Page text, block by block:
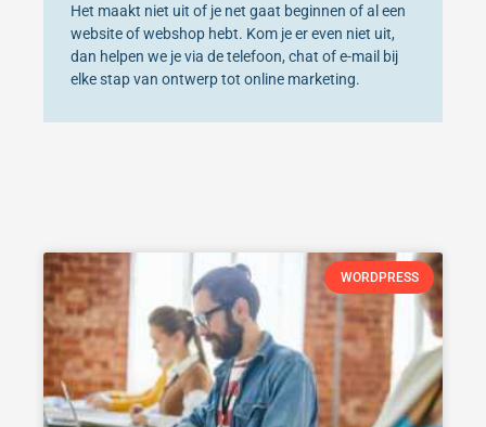
Het maakt niet uit of je net gaat beginnen of al een
website of webshop hebt. Kom je er even niet uit,
dan helpen we je via de telefoon, chat of e-mail bij
elke stap van ontwerp tot online marketing.
WORDPRESS